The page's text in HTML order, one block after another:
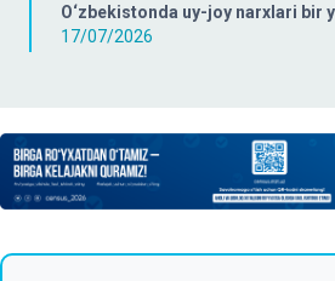
O‘zbekistonda uy-joy narxlari bir
17/07/2026